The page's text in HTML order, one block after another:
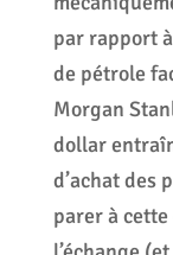
par rapport
de pétrole
Morgan
dollar
d’achat des
parer à